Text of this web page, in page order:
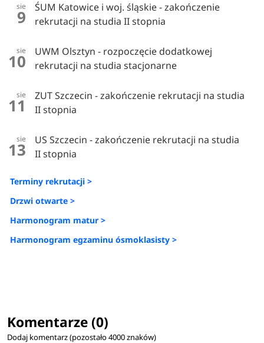
sie
9
ŚUM Katowice i woj. śląskie - zakończenie
rekrutacji na studia II stopnia
sie
10
UWM Olsztyn - rozpoczęcie dodatkowej
rekrutacji na studia stacjonarne
sie
11
ZUT Szczecin - zakończenie rekrutacji na studia
II stopnia
sie
13
US Szczecin - zakończenie rekrutacji na studia
II stopnia
Terminy rekrutacji >
Drzwi otwarte >
Harmonogram matur >
Harmonogram egzaminu ósmoklasisty >
Komentarze (0)
Dodaj komentarz (pozostało4000znaków)